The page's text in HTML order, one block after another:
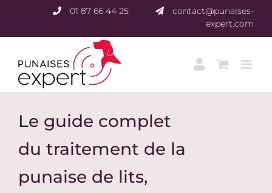
contenu
01 87 66 44 25
contact@punaises-
expert.com
Le guide complet
du traitement de la
punaise de lits,